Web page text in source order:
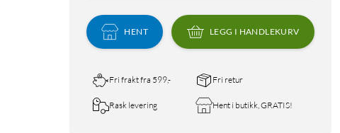
HENT LEGG I HANDLEKURV
Fri frakt fra 599,- Fri retur
Rask levering Hent i butikk, GRATIS!